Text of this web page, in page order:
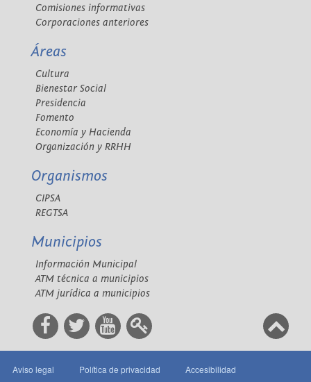
Comisiones informativas
Corporaciones anteriores
Áreas
Cultura
Bienestar Social
Presidencia
Fomento
Economía y Hacienda
Organización y RRHH
Organismos
CIPSA
REGTSA
Municipios
Información Municipal
ATM técnica a municipios
ATM jurídica a municipios
Aviso legal Política de privacidad Accesibilidad